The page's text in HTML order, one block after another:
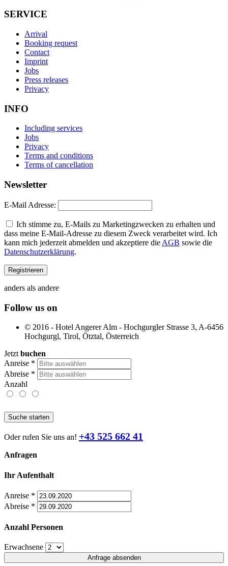
SERVICE
Arrival
Booking request
Contact
Imprint
Jobs
Press releases
Privacy
INFO
Including services
Jobs
Privacy
Terms and conditions
Terms of cancellation
Newsletter
E-Mail Adresse:
Ich stimme zu, E-Mails zu Marketingzwecken zu erhalten und
dass meine E-Mail-Adresse zu diesem Zweck verarbeitet wird. Ich
kann mich jederzeit abmelden und akzeptiere die AGB sowie die
Datenschutzerklärung.
anders als andere
Follow us on
© 2016 - Hotel Angerer Alm - Hochgurgler Strasse 3, A-6456
Hochgurgl, Tirol, Ötztal, Österreich
Jetzt buchen
Anreise *
Abreise *
Anzahl
Suche starten
Oder rufen Sie uns an! +43 525 662 41
Anfragen
Ihr Aufenthalt
Anreise *
Abreise *
Anzahl Personen
Erwachsene
Anfrage absenden